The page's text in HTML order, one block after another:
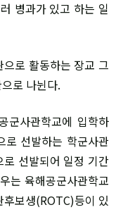
병과가 있고 하는 일
로 활동하는 장교 그
로 나뉜다.
군사관학교에 입학하
로 선발하는 학군사관
선발되어 일정 기간
는 육해공군사관학교
보생(ROTC)등이 있